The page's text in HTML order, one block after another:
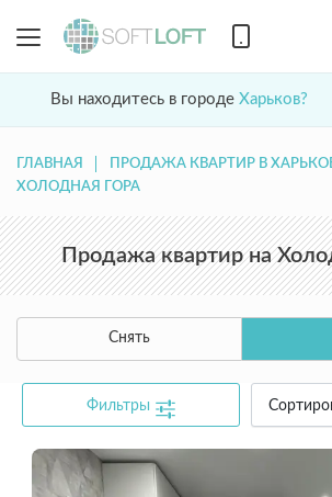
Вы находитесь в городе Харьков?
ГЛАВНАЯ
ПРОДАЖА КВАРТИР В
ХОЛОДНАЯ ГОРА
Продажа квартир на
Снять
Фильтры